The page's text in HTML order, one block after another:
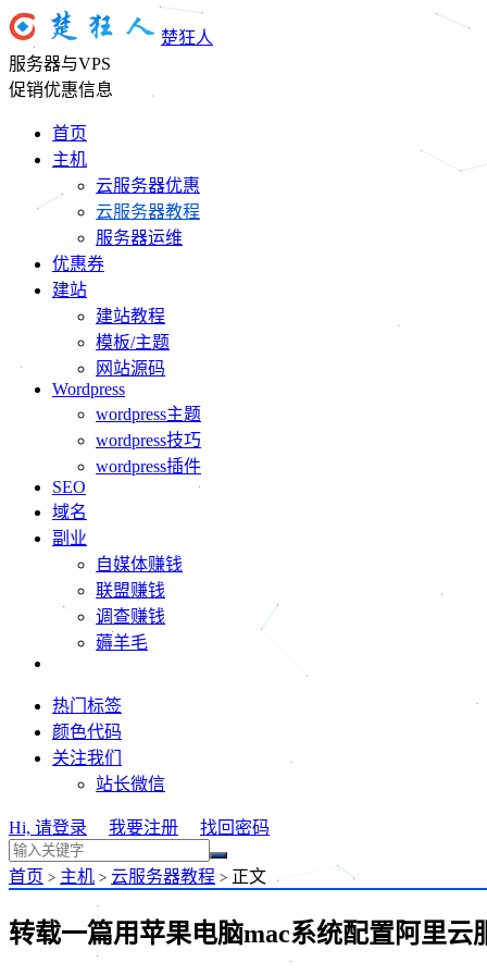
楚狂人
服务器与VPS
促销优惠信息
首页
主机
云服务器优惠
云服务器教程
服务器运维
优惠券
建站
建站教程
模板/主题
网站源码
Wordpress
wordpress主题
wordpress技巧
wordpress插件
SEO
域名
副业
自媒体赚钱
联盟赚钱
调查赚钱
薅羊毛
热门标签
颜色代码
关注我们
站长微信
Hi, 请登录 我要注册 找回密码
首页 > 主机 > 云服务器教程 > 正文
转载一篇用苹果电脑mac系统配置阿里云